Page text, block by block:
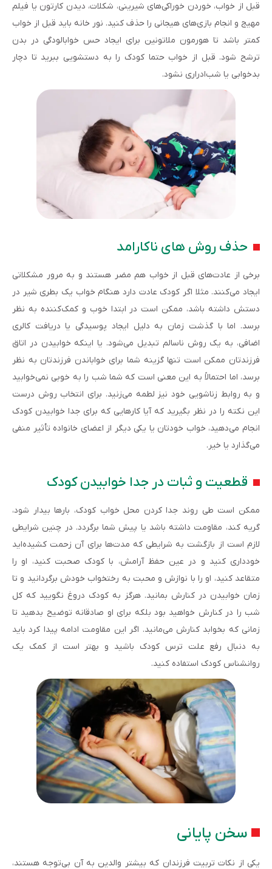
قبل از خواب، خوردن خوراکی‌های شیرینی، شکلات، دیدن کارتون یا فیلم
مهیج و انجام بازی‌های هیجانی را حذف کنید. نور خانه باید قبل از خواب
کمتر باشد تا هورمون ملاتونین برای ایجاد حس خوابالودگی در بدن
ترشح شود. قبل از خواب حتما کودک را به دستشویی ببرید تا دچار
بدخوابی یا شب‌ادراری نشود.
حذف روش های ناکارامد
برخی از عادت‌های قبل از خواب هم مضر هستند و به مرور مشکلاتی
ایجاد می‌کنند. مثلا اگر کودک عادت دارد هنگام خواب یک بطری شیر در
دستش داشته باشد، ممکن است در ابتدا خوب و کمک‌کننده به نظر
برسد. اما با گذشت زمان به دلیل ایجاد پوسیدگی یا دریافت کالری
اضافی، به یک روش ناسالم تبدیل می‌شود. یا اینکه خوابیدن در اتاق
فرزندتان ممکن است تنها گزینه شما برای خواباندن فرزندتان به نظر
برسد، اما احتمالاً به این معنی است که شما شب را به خوبی نمی‌خوابید
و به روابط زناشویی خود نیز لطمه می‌زنید. برای انتخاب روش درست
این نکته را در نظر بگیرید که آیا کارهایی که برای جدا خوابیدن کودک
انجام می‌دهید، خواب خودتان یا یکی دیگر از اعضای خانواده تأثیر منفی
می‌گذارد یا خیر.
قطعیت و ثبات در جدا خوابیدن کودک
ممکن است طی روند جدا کردن محل خواب کودک، بارها بیدار شود،
گریه کند، مقاومت داشته باشد یا پیش شما برگردد. در چنین شرایطی
لازم است از بازگشت به شرایطی که مدت‌ها برای آن زحمت کشیده‌اید
خودداری کنید و در عین حفظ آرامش، با کودک صحبت کنید، او را
متقاعد کنید، او را با نوازش و محبت به رختخواب خودش برگردانید و تا
زمان خوابیدن در کنارش بمانید. هرگز به کودک دروغ نگویید که کل
شب را در کنارش خواهید بود بلکه برای او صادقانه توضیح بدهید تا
زمانی که بخوابد کنارش می‌مانید. اگر این مقاومت ادامه پیدا کرد باید
به دنبال رفع علت ترس کودک باشید و بهتر است از کمک یک
روانشناس کودک استفاده کنید.
سخن پایانی
یکی از نکات تربیت فرزندان که بیشتر والدین به آن بی‌توجه هستند،